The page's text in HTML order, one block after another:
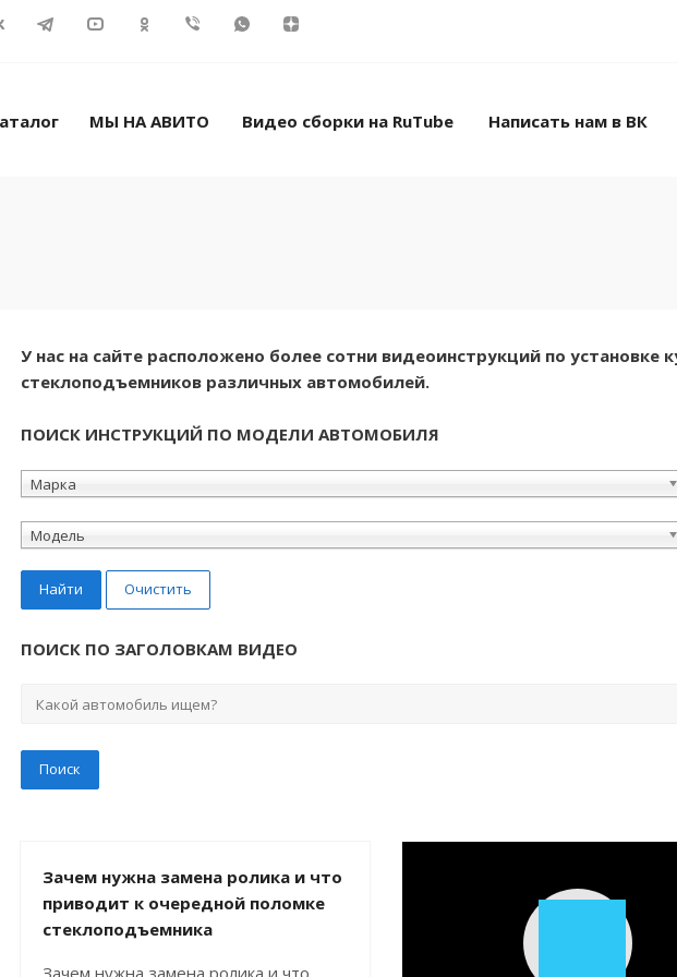
МЫ НА АВИТО Видео сборки на RuTube Написать нам в ВК
У нас на сайте расположено более сотни видеоинструкций по установке
стеклоподъемников различных автомобилей.
ПОИСК ИНСТРУКЦИЙ ПО МОДЕЛИ АВТОМОБИЛЯ
Марка
Модель
Найти Очистить
ПОИСК ПО ЗАГОЛОВКАМ ВИДЕО
Зачем нужна замена ролика и что
приводит к очередной поломке
стеклоподъемника
Зачем нужна замена ролика и что
Play